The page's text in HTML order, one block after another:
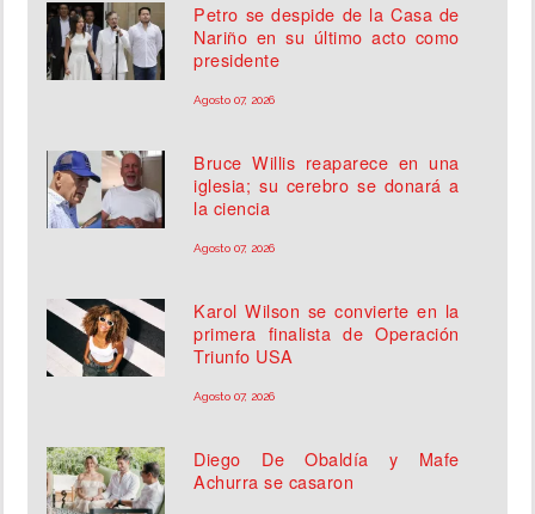
Petro se despide de la Casa de
Nariño en su último acto como
presidente
Agosto 07, 2026
Bruce Willis reaparece en una
iglesia; su cerebro se donará a
la ciencia
Agosto 07, 2026
Karol Wilson se convierte en la
primera finalista de Operación
Triunfo USA
Agosto 07, 2026
Diego De Obaldía y Mafe
Achurra se casaron